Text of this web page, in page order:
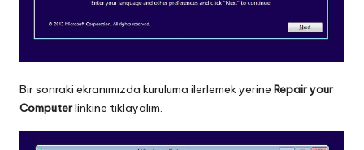
Bir sonraki ekranımızda kuruluma ilerlemek yerine Repair your
Computerlinkine tıklayalım.